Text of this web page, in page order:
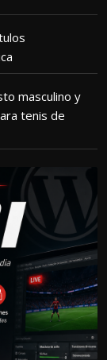
masculino y
tenis de